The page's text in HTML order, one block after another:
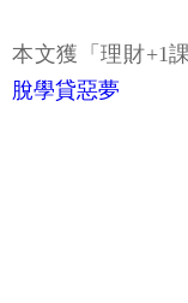
本文獲「理財+1
脫學貸惡夢